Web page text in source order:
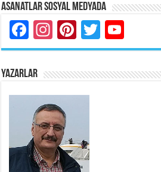
Asanatlar Sosyal Medyada
Facebook
Instagram
Pinterest
Twitter
YAZARLAR